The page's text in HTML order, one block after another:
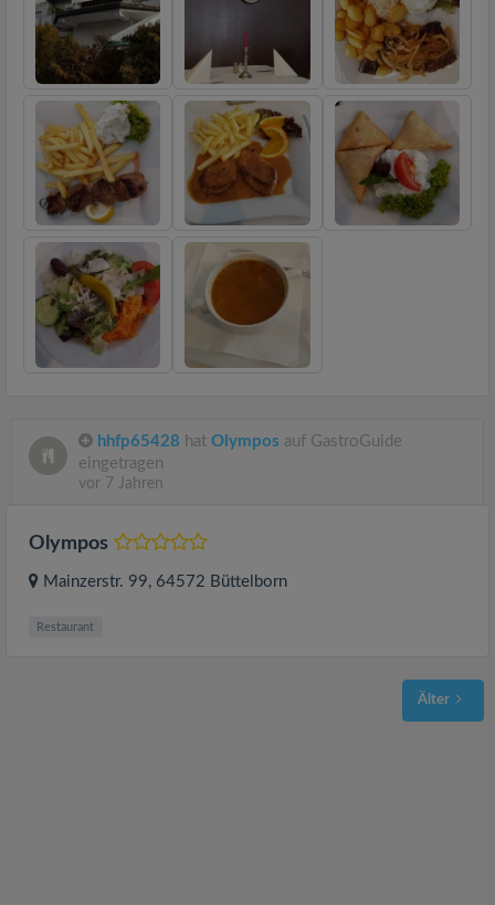
hhfp65428 hat Olympos auf GastroGuide
eingetragen
vor 7 Jahren
Olympos
Mainzerstr. 99, 64572 Büttelborn
Restaurant
Älter